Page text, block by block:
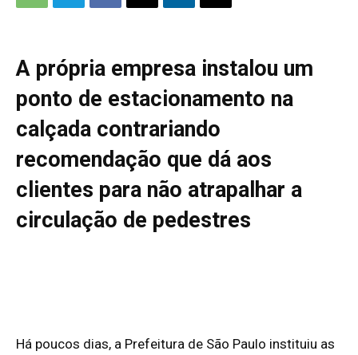
A própria empresa instalou um
ponto de estacionamento na
calçada contrariando
recomendação que dá aos
clientes para não atrapalhar a
circulação de pedestres
Há poucos dias, a Prefeitura de São Paulo instituiu as